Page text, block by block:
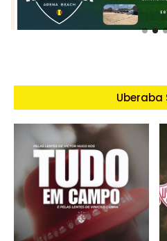
Uberaba